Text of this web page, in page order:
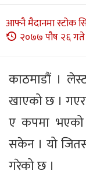
आफ्नै मैदानमा स्टोक
२०७७ पौष २६
काठमाडौं ।
खाएको छ ।
ए कपमा
सकेन । यो
गरेको छ ।